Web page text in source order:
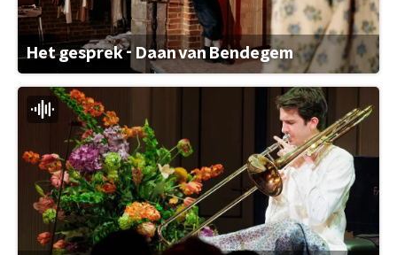
Het gesprek - Daan van Bendegem